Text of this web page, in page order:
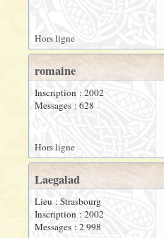
Hors ligne
romaine
Inscription : 2002
Messages : 628
Hors ligne
Laegalad
Lieu : Strasbourg
Inscription : 2002
Messages : 2 998